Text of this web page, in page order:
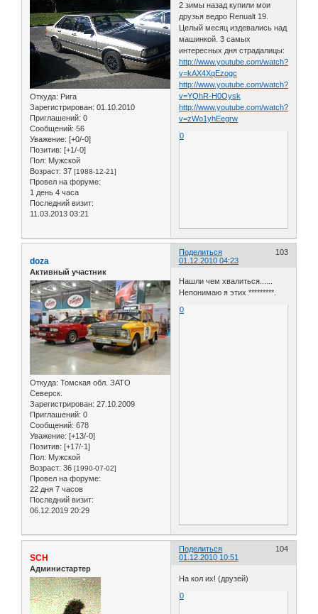
Откуда: Рига
Зарегистрирован: 01.10.2010
Приглашений: 0
Сообщений: 56
Уважение: [+0/-0]
Позитив: [+1/-0]
Пол: Мужской
Возраст: 37 [1988-12-21]
Провел на форуме:
1 день 4 часа
Последний визит:
11.03.2013 03:21
2 зимы назад купили мои
друзья ведро Renualt 19.
Целый месяц издевались над
машинкой. 3 самых
интересных дня страдалицы:
http://www.youtube.com/watch?
v=kAX4XqEzogc
http://www.youtube.com/watch?
v=YQhR-H0Oysk
http://www.youtube.com/watch?
v=zWo1yhEegrw
0
Поделиться
103
01.12.2010 04:23
doza
Активный участник
Откуда: Томская обл. ЗАТО
Северск.
Зарегистрирован: 27.10.2009
Приглашений: 0
Сообщений: 678
Уважение: [+13/-0]
Позитив: [+17/-1]
Пол: Мужской
Возраст: 36 [1990-07-02]
Провел на форуме:
22 дня 7 часов
Последний визит:
06.12.2019 20:29
Нашли чем хвалиться......
Непонимаю я этих *********.
0
Поделиться
104
01.12.2010 10:51
SCH
Администартер
На кол их! (друзей)
0